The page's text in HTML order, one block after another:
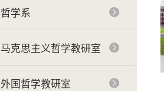
哲学系
马克思主义哲学教研室
外国哲学教研室